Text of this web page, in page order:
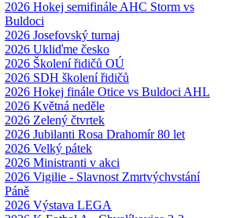
2026 Hokej semifinále AHC Storm vs
Buldoci
2026 Josefovský turnaj
2026 Ukliďme česko
2026 Školení řidičů OÚ
2026 SDH školení řidičů
2026 Hokej finále Otice vs Buldoci AHL
2026 Květná neděle
2026 Zelený čtvrtek
2026 Jubilanti Rosa Drahomír 80 let
2026 Velký pátek
2026 Ministranti v akci
2026 Vigilie - Slavnost Zmrtvýchvstání
Páně
2026 Výstava LEGA